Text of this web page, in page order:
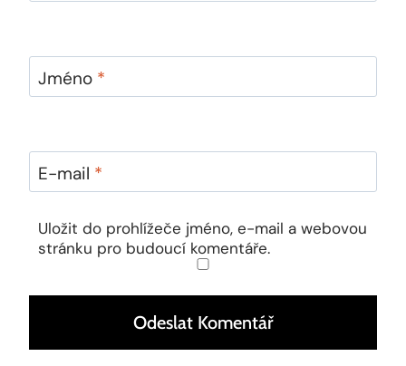
Jméno *
E-mail *
Uložit do prohlížeče jméno, e-mail a webovou
stránku pro budoucí komentáře.